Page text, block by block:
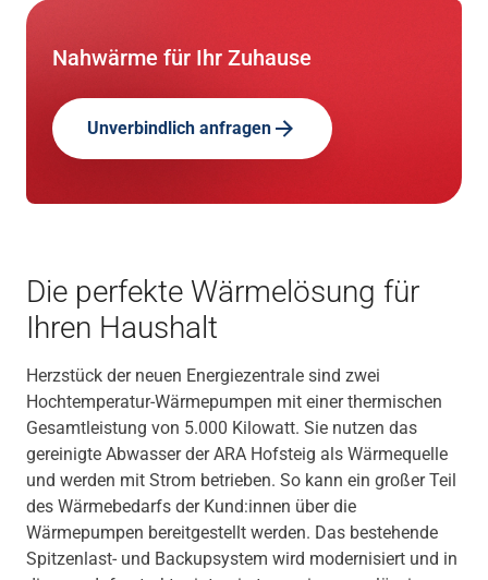
Nahwärme für Ihr Zuhause
Unverbindlich anfragen
Die perfekte Wärmelösung für
Ihren Haushalt
Herzstück der neuen Energiezentrale sind zwei
Hochtemperatur-Wärmepumpen mit einer thermischen
Gesamtleistung von 5.000 Kilowatt. Sie nutzen das
gereinigte Abwasser der ARA Hofsteig als Wärmequelle
und werden mit Strom betrieben. So kann ein großer Teil
des Wärmebedarfs der Kund:innen über die
Wärmepumpen bereitgestellt werden. Das bestehende
Spitzenlast- und Backupsystem wird modernisiert und in